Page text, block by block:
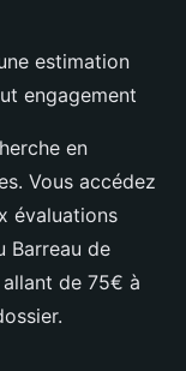
estimation
engagement
en
Vous accédez
évaluations
Barreau de
de 75€ à